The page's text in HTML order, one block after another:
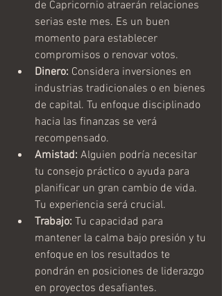
de Capricornio atraerán relaciones
serias este mes. Es un buen
momento para establecer
compromisos o renovar votos.
Dinero: Considera inversiones en
industrias tradicionales o en bienes
de capital. Tu enfoque disciplinado
hacia las finanzas se verá
recompensado.
Amistad: Alguien podría necesitar
tu consejo práctico o ayuda para
planificar un gran cambio de vida.
Tu experiencia será crucial.
Trabajo: Tu capacidad para
mantener la calma bajo presión y tu
enfoque en los resultados te
pondrán en posiciones de liderazgo
en proyectos desafiantes.